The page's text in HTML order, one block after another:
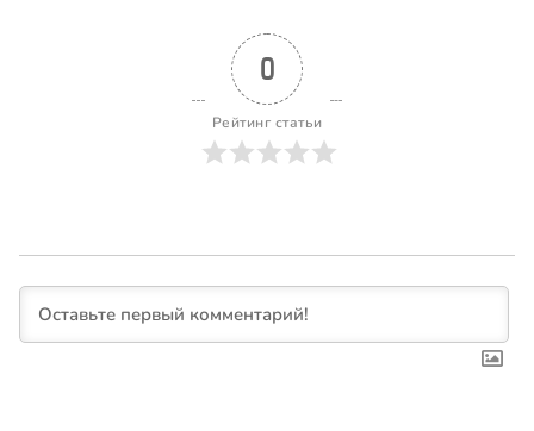
0
Рейтинг статьи